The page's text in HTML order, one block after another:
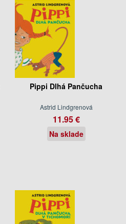
Pippi Dlhá Pančucha
Astrid Lindgrenová
11.95 €
Na sklade